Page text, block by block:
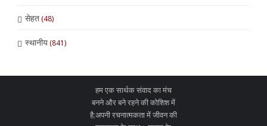
सेहत(48)
स्थानीय(841)
हम एक सार्थक संवाद का मंच
बनने और बने रहने की कोशिश में
है;अपनी रचनात्मकता में जीवन की